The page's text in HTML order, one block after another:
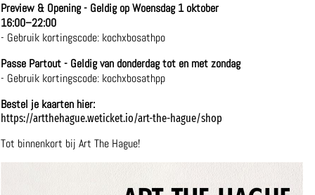
Preview & Opening - Geldig op Woensdag 1 oktober
16:00–22:00
- Gebruik kortingscode: kochxbosathpo
Passe Partout - Geldig van donderdag tot en met zondag
- Gebruik kortingscode: kochxbosathpp
Bestel je kaarten hier:
https://artthehague.weticket.io/art-the-hague/shop
Tot binnenkort bij Art The Hague!